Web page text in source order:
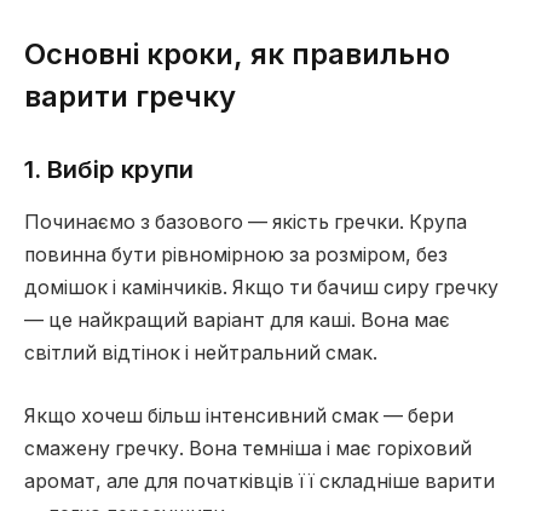
Основні кроки, як правильно
варити гречку
1. Вибір крупи
Починаємо з базового — якість гречки. Крупа
повинна бути рівномірною за розміром, без
домішок і камінчиків. Якщо ти бачиш сиру гречку
— це найкращий варіант для каші. Вона має
світлий відтінок і нейтральний смак.
Якщо хочеш більш інтенсивний смак — бери
смажену гречку. Вона темніша і має горіховий
аромат, але для початківців її складніше варити